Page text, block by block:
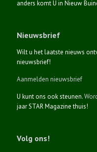
anders komt U in Nieuw
Nieuwsbrief
Wilt u het laatste nieuws
nieuwsbrief!
Aanmelden nieuwsbrief
U kunt ons ook steunen.
jaar STAR Magazine thuis!
Volg ons!